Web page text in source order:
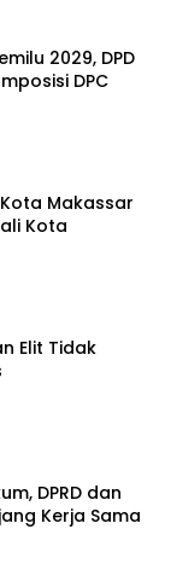
2029, DPD
DPC
Makassar
Kota
Elit Tidak
DPRD dan
Kerja Sama